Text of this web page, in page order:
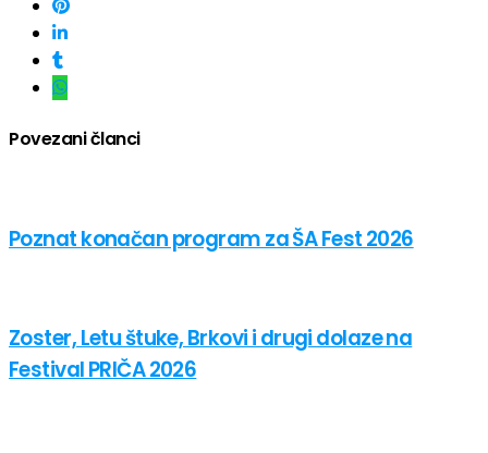
Povezani članci
Poznat konačan program za ŠA Fest 2026
Zoster, Letu štuke, Brkovi i drugi dolaze na
Festival PRIČA 2026